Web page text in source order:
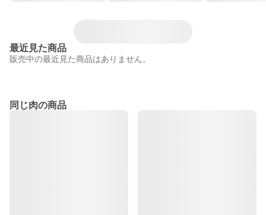
最近見た商品
販売中の最近見た商品はありません。
同じ肉の商品